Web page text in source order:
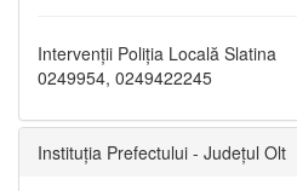
Intervenții Poliția Locală Slatina
0249954, 0249422245
Instituția Prefectului - Județul Olt